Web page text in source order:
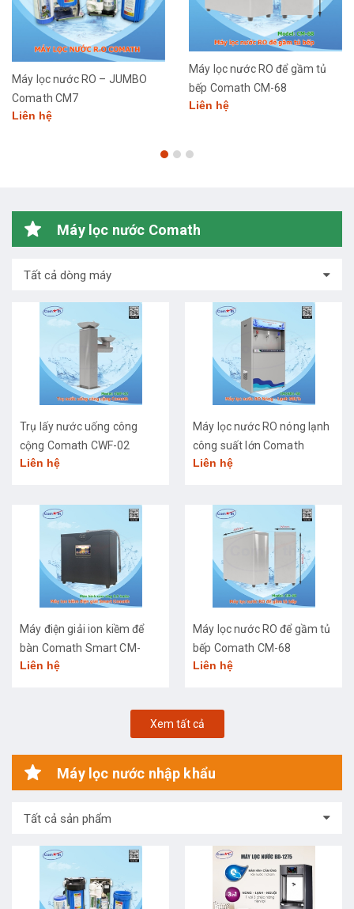
Máy lọc nước RO – JUMBO
Comath CM7
Liên hệ
Máy lọc nước RO để gầm tủ
bếp Comath CM-68
Liên hệ
Máy lọc nước Comath
Tất cả dòng máy
Trụ lấy nước uống công
cộng Comath CWF-02
Liên hệ
Máy lọc nước RO nóng lạnh
công suất lớn Comath
CM2681-50
Liên hệ
Máy điện giải ion kiềm để
bàn Comath Smart CM-
3668
Liên hệ
Máy lọc nước RO để gầm tủ
bếp Comath CM-68
Liên hệ
Xem tất cả
Máy lọc nước nhập khẩu
Tất cả sản phẩm